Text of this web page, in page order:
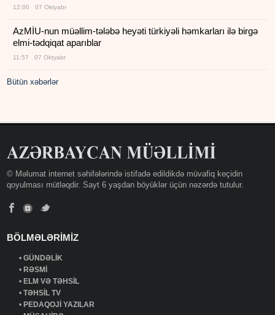
12:00 07 Oktyabr
AzMİU-nun müəllim-tələbə heyəti türkiyəli həmkarları ilə birgə
elmi-tədqiqat aparıblar
11:57 07 Oktyabr
Bütün xəbərlər
© Məlumat internet səhifələrində istifadə edildikdə müvafiq keçidin
qoyulması mütləqdir. Sayt 6 yaşdan böyüklər üçün nəzərdə tutulur.
BÖLMƏLƏRİMİZ
•GÜNDƏLİK
•RƏSMİ
•ELM VƏ TƏHSİL
•TƏHSİL TV
•PEDAQOJİ YAZILAR